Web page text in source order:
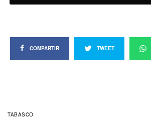
COMPARTIR TWEET
TABASCO